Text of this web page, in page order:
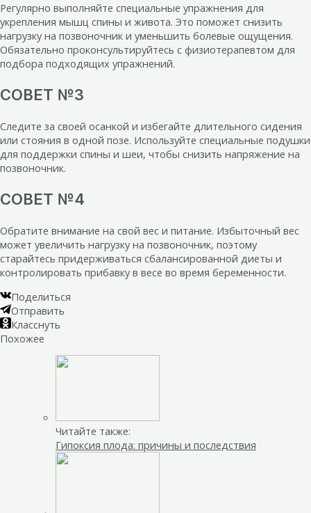
Регулярно выполняйте специальные упражнения для
укрепления мышц спины и живота. Это поможет снизить
нагрузку на позвоночник и уменьшить болевые ощущения.
Обязательно проконсультируйтесь с физиотерапевтом для
подбора подходящих упражнений.
СОВЕТ №3
Следите за своей осанкой и избегайте длительного сидения
или стояния в одной позе. Используйте специальные подушки
для поддержки спины и шеи, чтобы снизить напряжение на
позвоночник.
СОВЕТ №4
Обратите внимание на свой вес и питание. Избыточный вес
может увеличить нагрузку на позвоночник, поэтому
старайтесь придерживаться сбалансированной диеты и
контролировать прибавку в весе во время беременности.
Поделиться
Отправить
Класснуть
Похожее
Читайте также:
Гипоксия плода: причины и последствия